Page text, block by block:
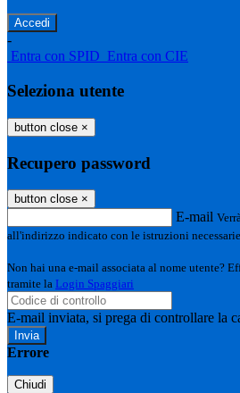
-
Entra con SPID Entra con CIE
Seleziona utente
button close ×
Recupero password
button close ×
E-mail
all'indirizzo indicato con le istruzioni
Non hai una e-mail associata al nome utente?
tramite la Login Spaggiari
E-mail inviata, si prega di controllare la
Errore
Chiudi